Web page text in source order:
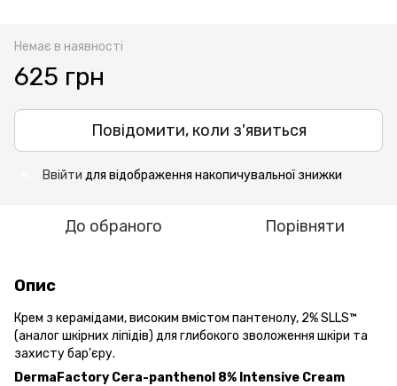
Немає в наявності
625 грн
Повідомити, коли з'явиться
Ввійти для відображення накопичувальної знижки
До обраного Порівняти
Опис
Крем з керамідами, високим вмістом пантенолy, 2% SLLS™
(аналог шкірних ліпідів) для глибокого зволоження шкіри та
захисту бар'єру.
DermaFactory Cera-panthenol 8% Intensive Cream